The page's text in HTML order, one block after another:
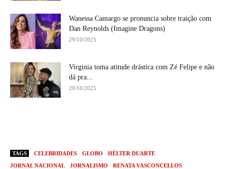
Wanessa Camargo se pronuncia sobre traição com
Dan Reynolds (Imagine Dragons)
29/10/2025
Virginia toma atitude drástica com Zé Felipe e não
dá pra...
20/10/2025
TAGS CELEBRIDADES GLOBO
HÉLTER DUARTE
JORNAL NACIONAL
JORNALISMO
RENATA VASCONCELLOS